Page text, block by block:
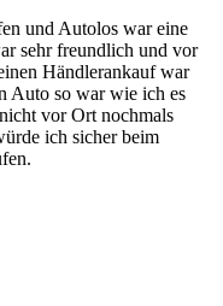
und Autolos war eine
sehr freundlich und vor
Händlerankauf war
Auto so war wie ich es
vor Ort nochmals
ich sicher beim